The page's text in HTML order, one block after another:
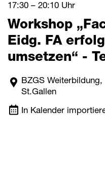
17:30 – 20:10 Uhr
Workshop
Eidg. FA
umsetzen“ -
BZGS
St.Gallen
In Kalender